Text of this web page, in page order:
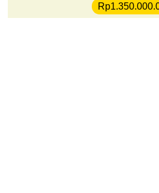
Rp